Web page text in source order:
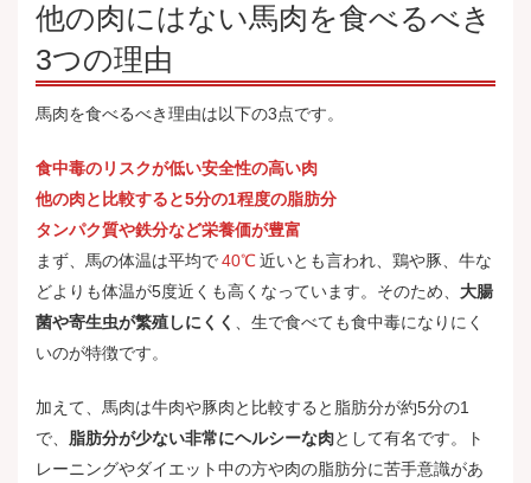
他の肉にはない馬肉を食べるべき
3つの理由
馬肉を食べるべき理由は以下の3点です。
食中毒のリスクが低い安全性の高い肉
他の肉と比較すると5分の1程度の脂肪分
タンパク質や鉄分など栄養価が豊富
まず、馬の体温は平均で40℃ 近いとも言われ、鶏や豚、牛な
どよりも体温が5度近くも高くなっています。そのため、 大腸
菌や寄生虫が繁殖しにくく
、生で食べても食中毒になりにく
いのが特徴です。
加えて、馬肉は牛肉や豚肉と比較すると脂肪分が約5分の1
で、 脂肪分が少ない非常にヘルシーな肉として有名です。ト
レーニングやダイエット中の方や肉の脂肪分に苦手意識があ